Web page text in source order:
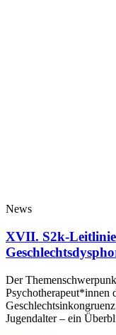
News
XVII. S2k-Leitlinie
Der
Psychotherapeut*innen
Jugendalter – ein